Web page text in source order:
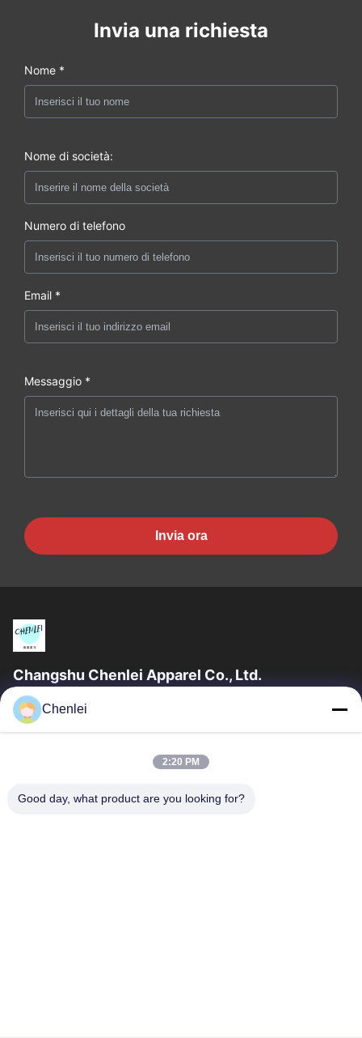
Invia una richiesta
Nome *
Nome di società:
Numero di telefono
Email *
Messaggio *
Invia ora
Changshu Chenlei Apparel Co., Ltd.
CHANGSHU CHENLEI ABBIGLIAMENTO CO., LTDLa nostra
fabbrica è stata fondata nel 2011, situata nella città di Suzhou,
Collegamenti Rapidi
Casa
Prodotti
Chenlei
2:20 PM
Good day, what product are you looking for?